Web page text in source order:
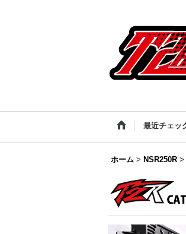
最近チェッ
ホーム > NSR250R >